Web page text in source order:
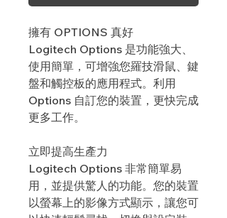
擁有 OPTIONS 真好
Logitech Options 是功能強大、
使用簡單，可增強您羅技滑鼠、鍵
盤和觸控板的應用程式。利用
Options 自訂您的裝置，更快完成
更多工作。
立即提高生產力
Logitech Options 非常簡單易
用，並提供驚人的功能。您的裝置
以螢幕上的影像方式顯示，讓您可